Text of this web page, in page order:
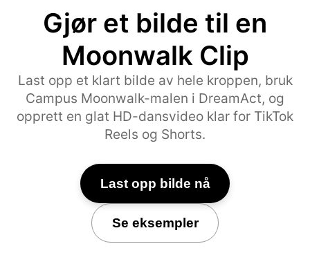
Gjør et bilde til en
Moonwalk Clip
Last opp et klart bilde av hele kroppen, bruk
Campus Moonwalk-malen i DreamAct, og
opprett en glat HD-dansvideo klar for TikTok
Reels og Shorts.
Last opp bilde nå
Se eksempler